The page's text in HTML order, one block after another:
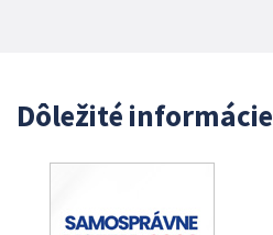
Dôležité informácie